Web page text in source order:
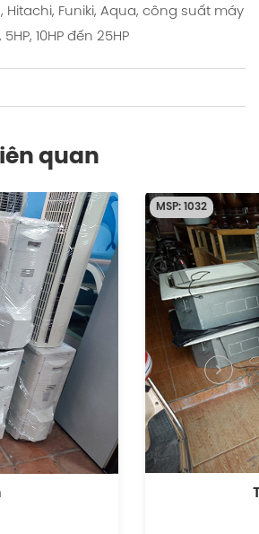
Hitachi, Funiki, Aqua, công suất máy
5HP, 10HP đến 25HP
quan
lý máy lạnh cũ